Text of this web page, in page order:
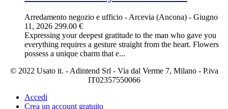
Arredamento negozio e ufficio -Arcevia (Ancona) - Giugno
11, 2026 299.00 €
Expressing your deepest gratitude to the man who gave you
everything requires a gesture straight from the heart. Flowers
possess a unique charm that e...
© 2022 Usato it. - Adintend Srl - Via dal Verme 7, Milano - P.iva
IT02357550066
Accedi
Crea un account gratuito